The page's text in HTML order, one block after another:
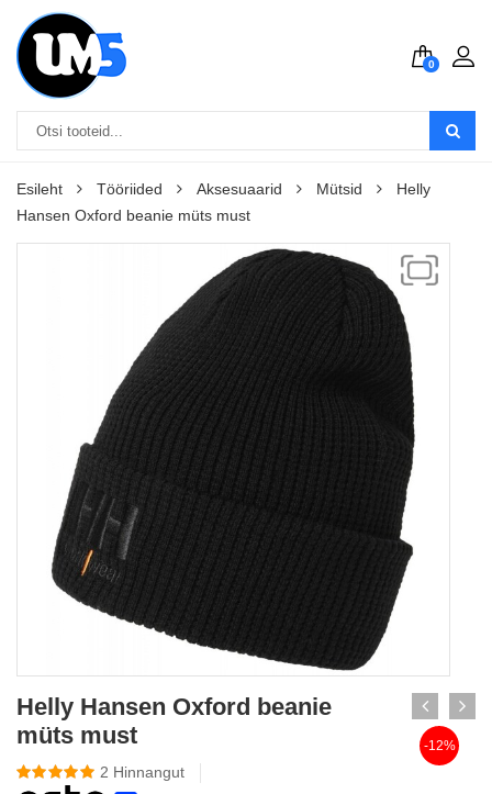
0
Esileht Tööriided Aksesuaarid Mütsid
Helly
Hansen Oxford beanie müts must
Helly Hansen Oxford beanie
müts must
2 Hinnangut
-12%